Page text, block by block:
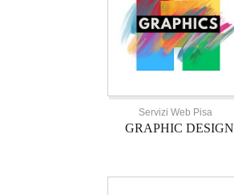
Servizi Web Pisa
GRAPHIC DESIGN